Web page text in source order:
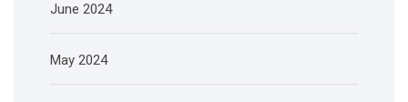
June 2024
May 2024